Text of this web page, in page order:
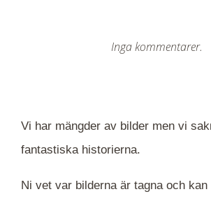
Inga kommentarer.
Vi har mängder av bilder men vi
fantastiska historierna.
Ni vet var bilderna är tagna och kan